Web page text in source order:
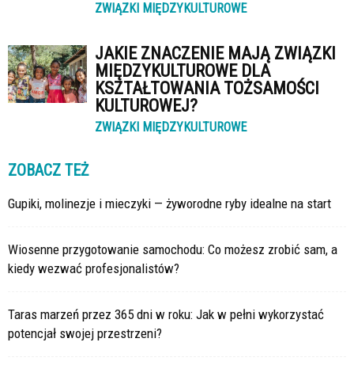
ZWIĄZKI MIĘDZYKULTUROWE
JAKIE ZNACZENIE MAJĄ ZWIĄZKI
MIĘDZYKULTUROWE DLA
KSZTAŁTOWANIA TOŻSAMOŚCI
KULTUROWEJ?
ZWIĄZKI MIĘDZYKULTUROWE
ZOBACZ TEŻ
Gupiki, molinezje i mieczyki — żyworodne ryby idealne na start
Wiosenne przygotowanie samochodu: Co możesz zrobić sam, a
kiedy wezwać profesjonalistów?
Taras marzeń przez 365 dni w roku: Jak w pełni wykorzystać
potencjał swojej przestrzeni?